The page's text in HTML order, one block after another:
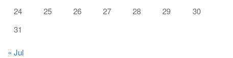
24
25 26 27 28 29
30
31
« Jul